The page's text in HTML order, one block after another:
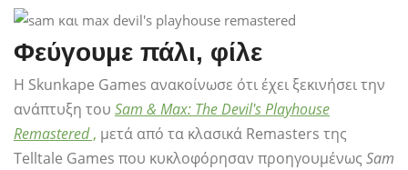
Φεύγουμε πάλι, φίλε
Η Skunkape Games ανακοίνωσε ότι έχει ξεκινήσει την
ανάπτυξη του Sam & Max: The Devil's Playhouse
Remastered, μετά από τα κλασικά Remasters της
Telltale Games που κυκλοφόρησαν προηγουμένωςSam